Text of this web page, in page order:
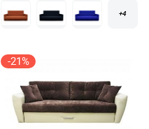
+4
-21%